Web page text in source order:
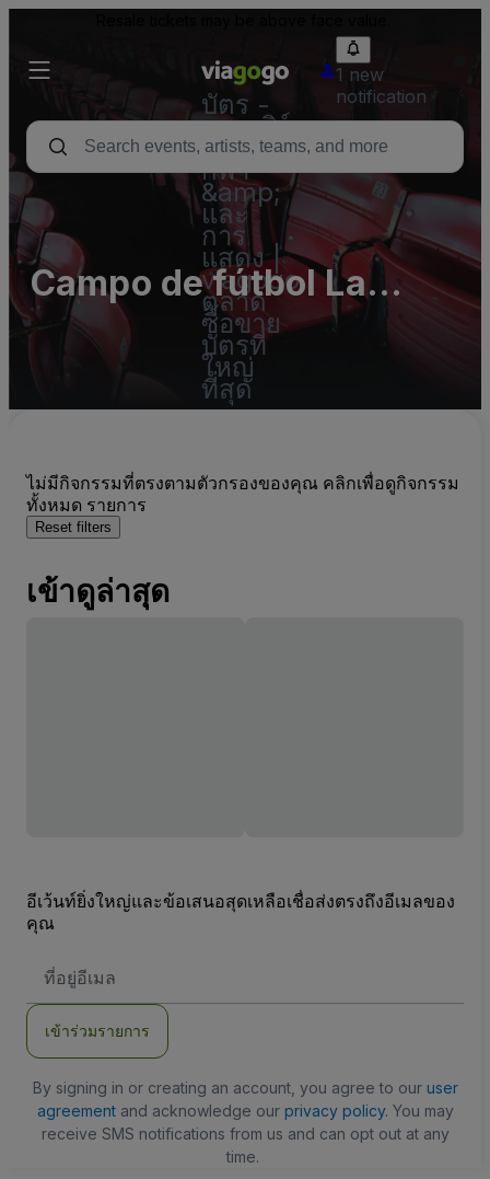
บัตร -
คอนเสิร์ต
บัตร
กีฬา
&amp;
และ
การ
แสดง |
viagogo
ตลาด
ซื้อขาย
บัตรที่
ใหญ่
ที่สุด
1 new
notification
Campo de fútbol La
Veigona
ไม่มีกิจกรรมที่ตรงตามตัวกรองของคุณ คลิกเพื่อดูกิจกรรม
ทั้งหมด รายการ
Reset filters
เข้าดูล่าสุด
อีเว้นท์ยิ่งใหญ่และข้อเสนอสุดเหลือเชื่อส่งตรงถึงอีเมลของ
คุณ
อยู่
เข้าร่วมรายการ
By signing in or creating an account, you agree to our user
agreementand acknowledge our privacy policy. You may
receive SMS notifications from us and can opt out at any
time.